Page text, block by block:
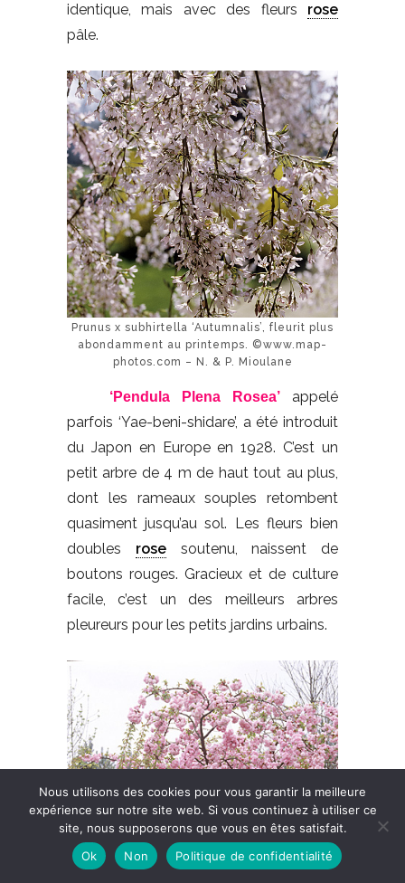
identique, mais avec des fleurs rose
pâle.
Prunus x subhirtella ‘Autumnalis’, fleurit plus
abondamment au printemps. ©www.map-
photos.com – N. & P. Mioulane
‘Pendula Plena Rosea’ appelé
parfois ‘Yae-beni-shidare’, a été introduit
du Japon en Europe en 1928. C’est un
petit arbre de 4 m de haut tout au plus,
dont les rameaux souples retombent
quasiment jusqu’au sol. Les fleurs bien
doubles rosesoutenu, naissent de
boutons rouges. Gracieux et de culture
facile, c’est un des meilleurs arbres
pleureurs pour les petits jardins urbains.
Nous utilisons des cookies pour vous garantir la meilleure
expérience sur notre site web. Si vous continuez à utiliser ce
site, nous supposerons que vous en êtes satisfait.
Ok
Non Politique de confidentialité